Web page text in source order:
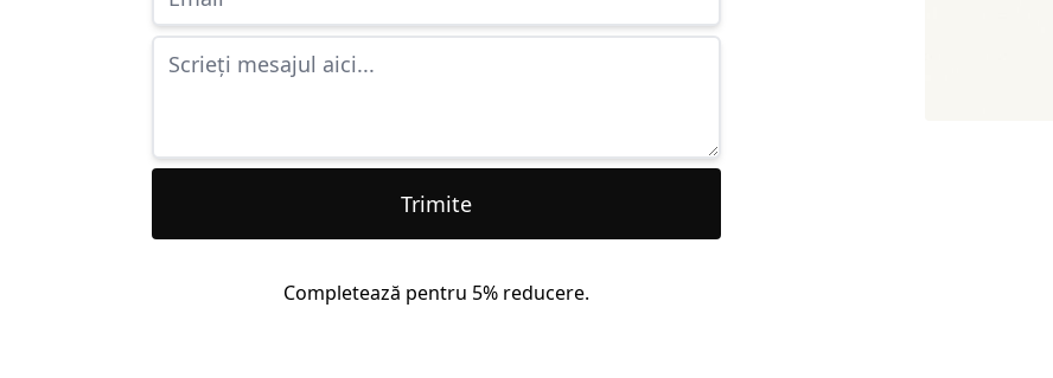
Trimite
Completează pentru 5% reducere.